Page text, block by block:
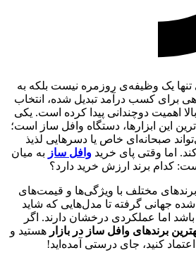
تنها یک وظیفه‌ی روزمره نیست بلکه به
برای کسب درآمد تبدیل شده، انتخاب
اهمیت دوچندانی پیدا کرده است. یکی
این ابزارها، دستگاه وافل ساز است؛
صبحانه‌ای خاص یا دسرهایی لذیذ
اما وقتی پای خرید وافل ساز به میان
کدام برند ارزش خرید دارد؟
مختلف با ویژگی‌ها و قیمت‌های
جهانی گرفته تا مدل‌هایی که شاید
اما عملکردی درخشان دارند. اگر
برندهای وافل ساز در بازار هستید و
اعتماد کنید، جای درستی آمده‌اید!